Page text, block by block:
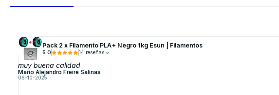
Pack 2 x Filamento PLA+ Negro 1kg Esun | Filamentos
5.0 14 reseñas
muy buena calidad
Mario Alejandro Freire Salinas
06-10-2025